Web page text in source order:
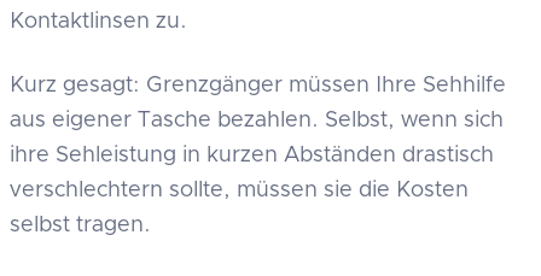
Kontaktlinsen zu.
Kurz gesagt: Grenzgänger müssen Ihre Sehhilfe
aus eigener Tasche bezahlen. Selbst, wenn sich
ihre Sehleistung in kurzen Abständen drastisch
verschlechtern sollte, müssen sie die Kosten
selbst tragen.